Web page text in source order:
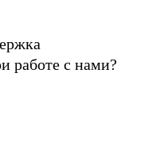
работе с нами?